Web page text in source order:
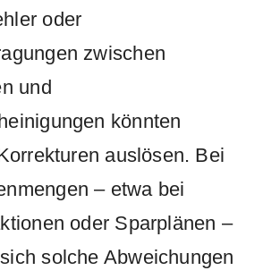
oder
zwischen
und
könnten
auslösen. Bei
– etwa bei
oder Sparplänen –
solche Abweichungen